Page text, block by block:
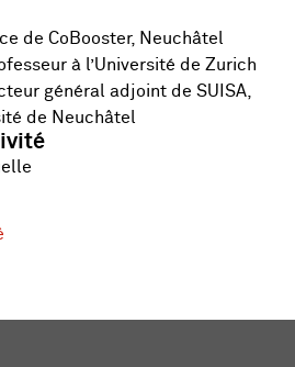
de CoBooster, Neuchâtel
à l’Université de Zurich
général adjoint de SUISA,
de Neuchâtel